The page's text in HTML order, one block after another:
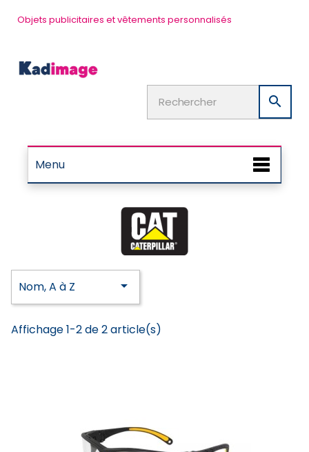
Objets publicitaires et vêtements personnalisés

Menu
Nom, A à Z 
Affichage 1-2 de 2 article(s)